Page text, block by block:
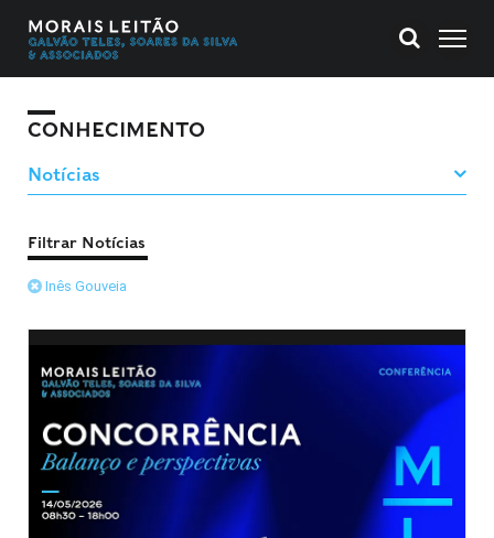
CONHECIMENTO
Filtrar Notícias
Inês Gouveia